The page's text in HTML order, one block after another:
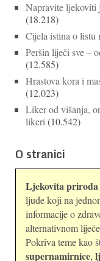
Napravite ljekoviti
(18.218)
Cijela istina o listu
Peršin liječi sve –
(12.585)
Hrastova kora i
(12.023)
Liker od višanja,
likeri (10.542)
O stranici
Ljekovita priroda
ljude koji na
informacije o
alternativnom
Pokriva teme kao
supernamirnice,